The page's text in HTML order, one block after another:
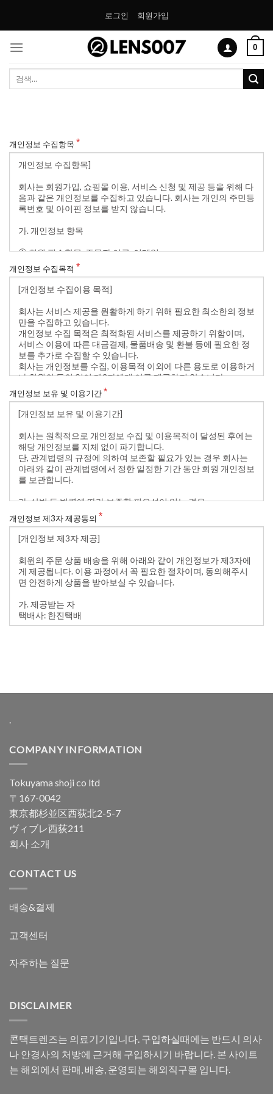
로그인 회원가입
0
색:
개인정보 수집항목
개인정보 수집목적
개인정보 보유 및 이용기간
개인정보 제3자 제공동의
COMPANY INFORMATION
Tokuyama shoji co ltd
〒167-0042
東京都杉並区西荻北2-5-7
ヴィブレ西荻211
회사 소개
CONTACT US
배송&결제
고객센터
자주하는 질문
DISCLAIMER
콘택트렌즈는 의료기기입니다. 구입하실때에는 반드시 의사
나 안경사의 처방에 근거해 구입하시기 바랍니다. 본 사이트
는 해외에서 판매, 배송, 운영되는 해외직구몰 입니다.